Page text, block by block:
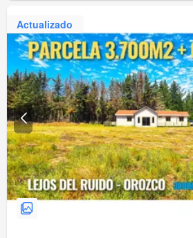
Actualizado